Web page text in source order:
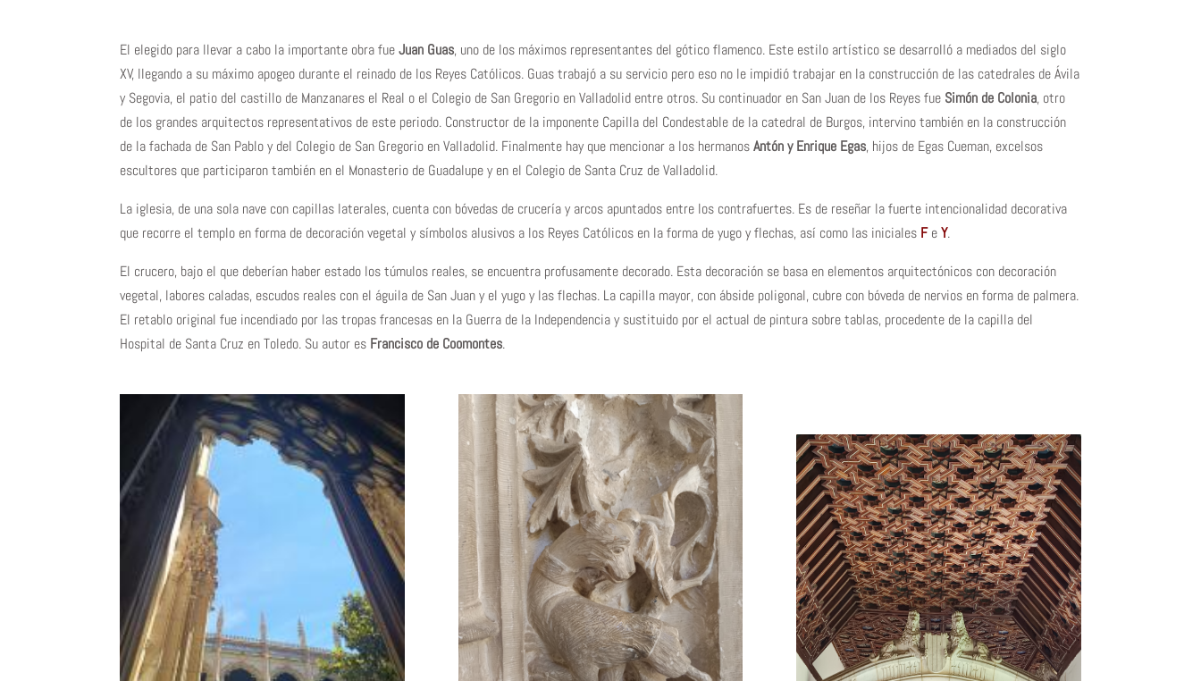
El elegido para llevar a cabo la importante obra fueJuan Guas, uno de los máximos representantes del gótico flamenco. Este estilo artístico se desarrolló a mediados del siglo
XV, llegando a su máximo apogeo durante el reinado de los Reyes Católicos. Guas trabajó a su servicio pero eso no le impidió trabajar en la construcción de las catedrales de Ávila
y Segovia, el patio del castillo de Manzanares el Real o el Colegio de San Gregorio en Valladolid entre otros. Su continuador en San Juan de los Reyes fue Simón de Colonia, otro
de los grandes arquitectos representativos de este periodo. Constructor de la imponente Capilla del Condestable de la catedral de Burgos, intervino también en la construcción
de la fachada de San Pablo y del Colegio de San Gregorio en Valladolid. Finalmente hay que mencionar a los hermanosAntón y Enrique Egas, hijos de Egas Cueman, excelsos
escultores que participaron también en el Monasterio de Guadalupe y en el Colegio de Santa Cruz de Valladolid.
La iglesia, de una sola nave con capillas laterales, cuenta con bóvedas de crucería y arcos apuntados entre los contrafuertes. Es de reseñar la fuerte intencionalidad decorativa
que recorre el templo en forma de decoración vegetal y símbolos alusivos a los Reyes Católicos en la forma de yugo y flechas, así como las iniciales FeY.
El crucero, bajo el que deberían haber estado los túmulos reales, se encuentra profusamente decorado. Esta decoración se basa en elementos arquitectónicos con decoración
vegetal, labores caladas, escudos reales con el águila de San Juan y el yugo y las flechas. La capilla mayor, con ábside poligonal, cubre con bóveda de nervios en forma de palmera.
El retablo original fue incendiado por las tropas francesas en la Guerra de la Independencia y sustituido por el actual de pintura sobre tablas, procedente de la capilla del
Hospital de Santa Cruz en Toledo. Su autor es Francisco de Coomontes.